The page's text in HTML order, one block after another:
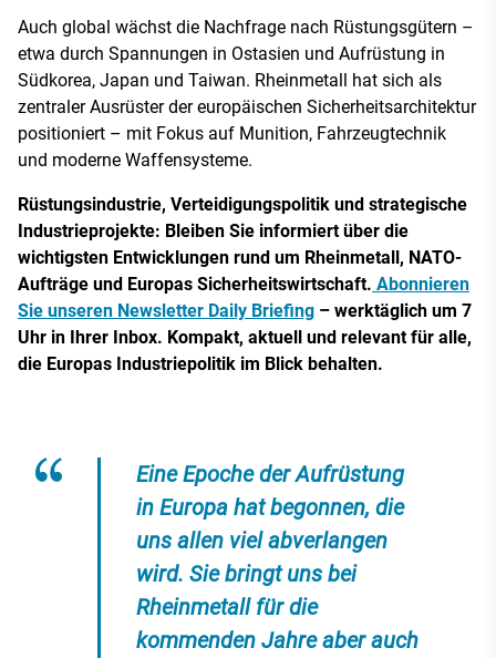
Auch global wächst die Nachfrage nach Rüstungsgütern –
etwa durch Spannungen in Ostasien und Aufrüstung in
Südkorea, Japan und Taiwan. Rheinmetall hat sich als
zentraler Ausrüster der europäischen Sicherheitsarchitektur
positioniert – mit Fokus auf Munition, Fahrzeugtechnik
und moderne Waffensysteme.
Rüstungsindustrie, Verteidigungspolitik und strategische
Industrieprojekte: Bleiben Sie informiert über die
wichtigsten Entwicklungen rund um Rheinmetall, NATO-
Aufträge und Europas Sicherheitswirtschaft. Abonnieren
Sie unseren Newsletter Daily Briefing – werktäglich um 7
Uhr in Ihrer Inbox. Kompakt, aktuell und relevant für alle,
die Europas Industriepolitik im Blick behalten.
Eine Epoche der Aufrüstung
in Europa hat begonnen, die
uns allen viel abverlangen
wird. Sie bringt uns bei
Rheinmetall für die
kommenden Jahre aber auch